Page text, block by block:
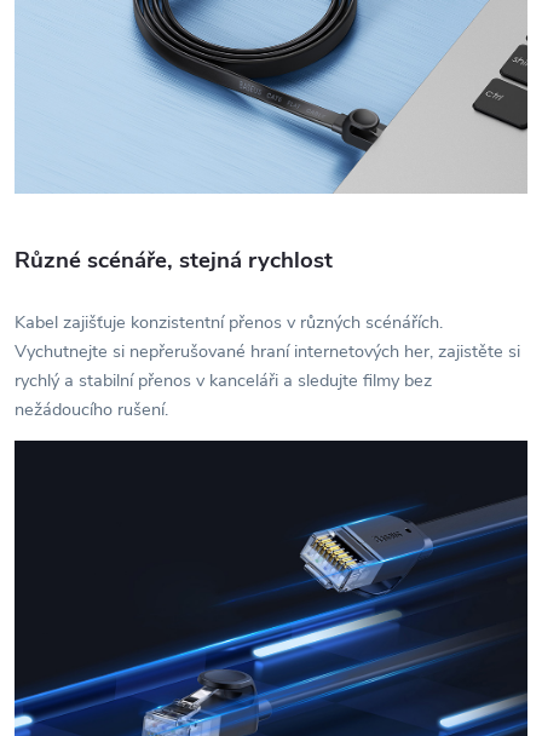
Různé scénáře, stejná rychlost
Kabel zajišťuje konzistentní přenos v různých scénářích.
Vychutnejte si nepřerušované hraní internetových her, zajistěte si
rychlý a stabilní přenos v kanceláři a sledujte filmy bez
nežádoucího rušení.